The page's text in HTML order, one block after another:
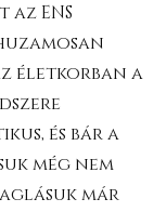
ENS
életkorban a
és bár a
még nem
már